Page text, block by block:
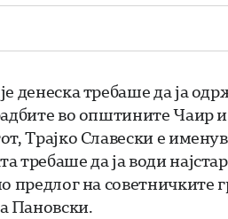
денеска требаше да ја
во општините Чаир
Трајко Славески е
требаше да ја води
предлог на
Пановски.